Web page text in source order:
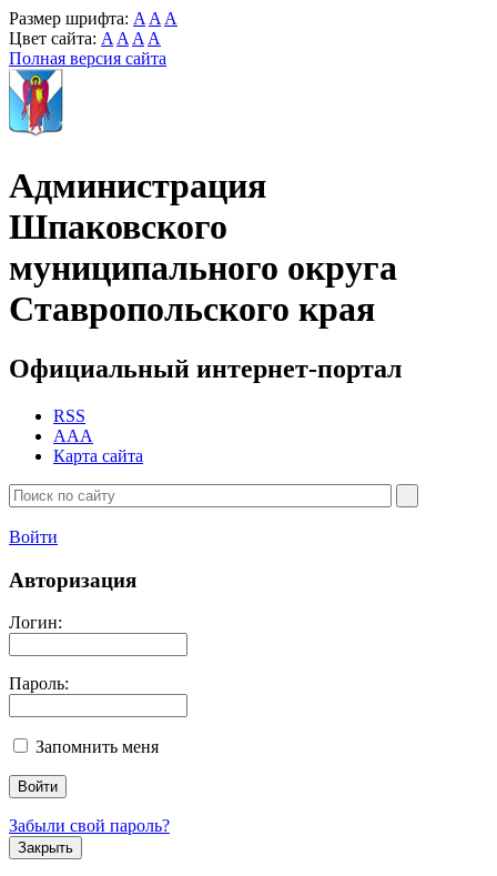
Размер шрифта: A A A
Цвет сайта: A A A A
Полная версия сайта
Администрация
Шпаковского
муниципального округа
Ставропольского края
Официальный интернет-портал
RSS
AAA
Карта сайта
Войти
Авторизация
Логин:
Пароль:
Запомнить меня
Забыли свой пароль?
Закрыть